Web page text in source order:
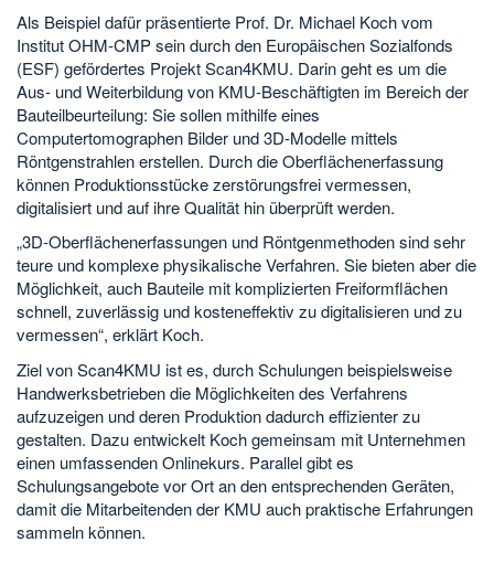
Als Beispiel dafür präsentierte Prof. Dr. Michael Koch vom
Institut OHM-CMP sein durch den Europäischen Sozialfonds
(ESF) gefördertes Projekt Scan4KMU. Darin geht es um die
Aus- und Weiterbildung von KMU-Beschäftigten im Bereich der
Bauteilbeurteilung: Sie sollen mithilfe eines
Computertomographen Bilder und 3D-Modelle mittels
Röntgenstrahlen erstellen. Durch die Oberflächenerfassung
können Produktionsstücke zerstörungsfrei vermessen,
digitalisiert und auf ihre Qualität hin überprüft werden.
„3D-Oberflächenerfassungen und Röntgenmethoden sind sehr
teure und komplexe physikalische Verfahren. Sie bieten aber die
Möglichkeit, auch Bauteile mit komplizierten Freiformflächen
schnell, zuverlässig und kosteneffektiv zu digitalisieren und zu
vermessen“, erklärt Koch.
Ziel von Scan4KMU ist es, durch Schulungen beispielsweise
Handwerksbetrieben die Möglichkeiten des Verfahrens
aufzuzeigen und deren Produktion dadurch effizienter zu
gestalten. Dazu entwickelt Koch gemeinsam mit Unternehmen
einen umfassenden Onlinekurs. Parallel gibt es
Schulungsangebote vor Ort an den entsprechenden Geräten,
damit die Mitarbeitenden der KMU auch praktische Erfahrungen
sammeln können.